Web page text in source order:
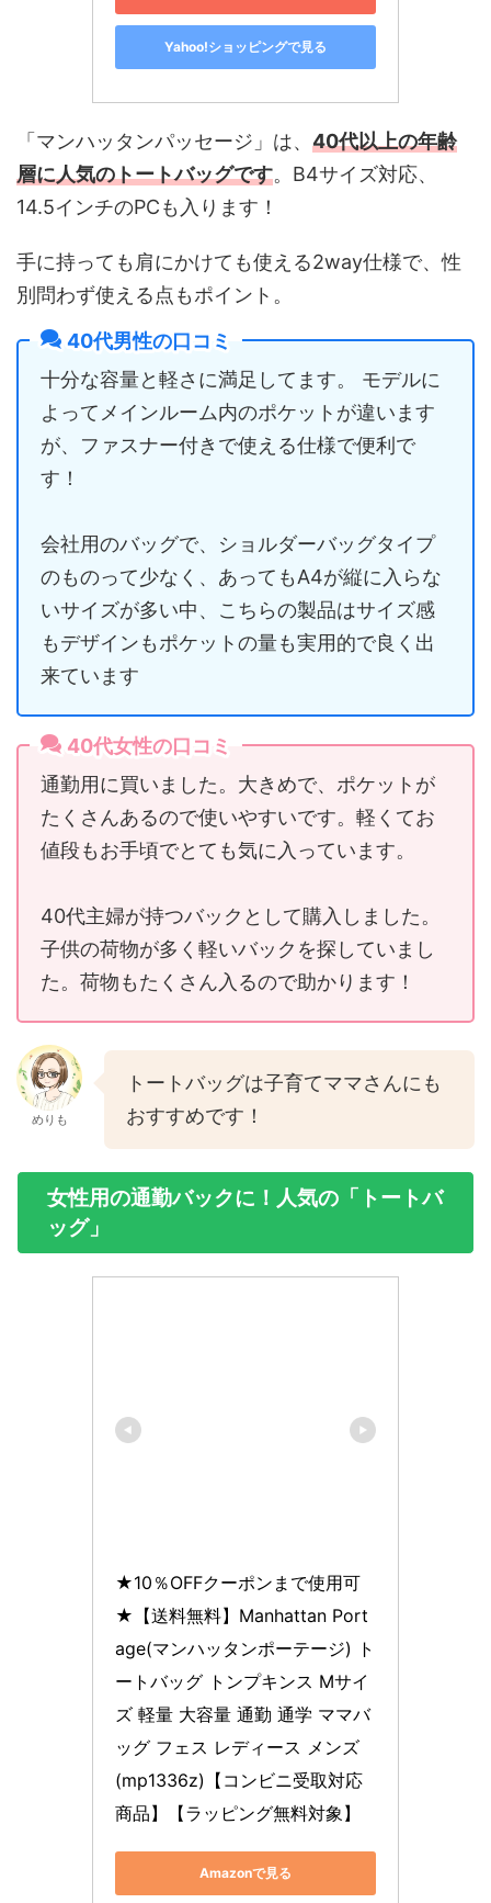
Yahoo!ショッピングで見る
「マンハッタンパッセージ」は、 40代以上の年齢
層に人気のトートバッグです。B4サイズ対応、
14.5インチのPCも入ります！
手に持っても肩にかけても使える2way仕様で、性
別問わず使える点もポイント。
40代男性の口コミ
十分な容量と軽さに満足してます。 モデルに
よってメインルーム内のポケットが違います
が、ファスナー付きで使える仕様で便利で
す！
会社用のバッグで、ショルダーバッグタイプ
のものって少なく、あってもA4が縦に入らな
いサイズが多い中、こちらの製品はサイズ感
もデザインもポケットの量も実用的で良く出
来ています
40代女性の口コミ
通勤用に買いました。大きめで、ポケットが
たくさんあるので使いやすいです。軽くてお
値段もお手頃でとても気に入っています。
40代主婦が持つバックとして購入しました。
子供の荷物が多く軽いバックを探していまし
た。荷物もたくさん入るので助かります！
めりも
トートバッグは子育てママさんにも
おすすめです！
女性用の通勤バックに！人気の「トートバ
ッグ」
★10％OFFクーポンまで使用可
★【送料無料】Manhattan Port
age(マンハッタンポーテージ) ト
ートバッグ トンプキンス Mサイ
ズ 軽量 大容量 通勤 通学 ママバ
ッグ フェス レディース メンズ
(mp1336z)【コンビニ受取対応
商品】【ラッピング無料対象】
Amazonで見る